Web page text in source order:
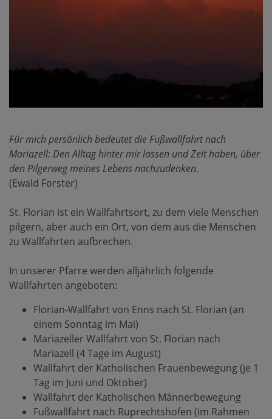
Für mich persönlich bedeutet die Fußwallfahrt nach
Mariazell: Den Alltag hinter mir lassen und Zeit haben, über
den Pilgerweg meines Lebens nachzudenken.
(Ewald Forster)
St. Florian ist ein Wallfahrtsort, zu dem viele Menschen
pilgern, aber auch ein Ort, von dem aus die Menschen
zu Wallfahrten aufbrechen.
In unserer Pfarre werden alljährlich folgende
Wallfahrten angeboten:
Florian-Wallfahrt von Enns nach St. Florian (an
einem Sonntag im Mai)
Mariazeller Wallfahrt von St. Florian nach
Mariazell (4 Tage im August)
Wallfahrt der Katholischen Frauenbewegung (je 1
Tag im Juni und Oktober)
Wallfahrt der Katholischen Männerbewegung
Fußwallfahrt nach Ruprechtshofen (im Rahmen